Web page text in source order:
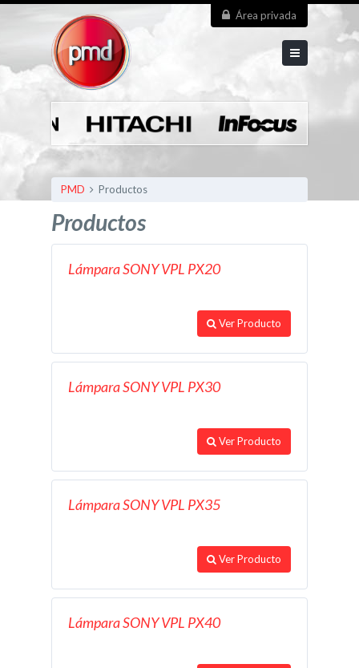
Área privada
PMD Productos
Productos
Lámpara SONY VPL PX20
Ver Producto
Lámpara SONY VPL PX30
Ver Producto
Lámpara SONY VPL PX35
Ver Producto
Lámpara SONY VPL PX40